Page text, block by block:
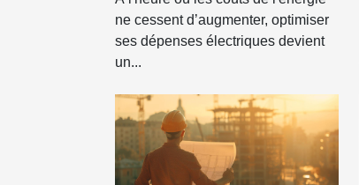
ne cessent d’augmenter, optimiser
ses dépenses électriques devient
un...